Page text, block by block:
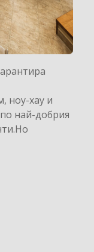
ноу-хау и
най-добрия